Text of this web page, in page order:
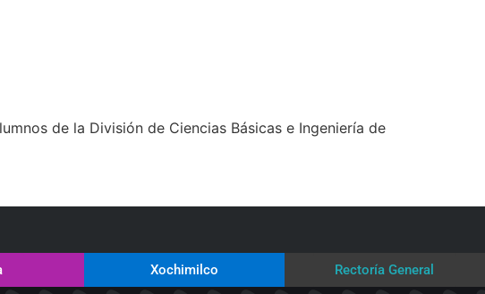
de la División de Ciencias Básicas e Ingeniería de
Xochimilco Rectoría General